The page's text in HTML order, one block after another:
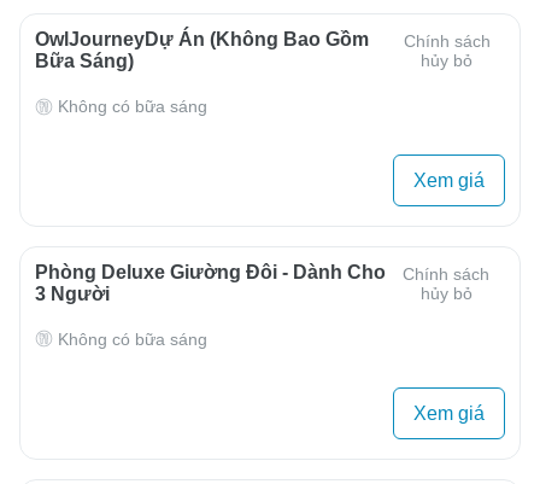
OwlJourneyDự Án (Không Bao Gồm
Bữa Sáng)
Chính sách
hủy bỏ
Không có bữa sáng
Xem giá
Phòng Deluxe Giường Đôi - Dành Cho
3 Người
Chính sách
hủy bỏ
Không có bữa sáng
Xem giá